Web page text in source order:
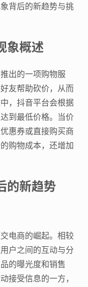
背后的新趋势与挑
象概述
出的一项购物服
友帮助砍价，从而
，抖音平台会根据
到最低价格。当价
惠券或直接购买商
购物成本，还增加
的新趋势
电商的崛起。相较
户之间的互动与分
的曝光度和销售
接受信息的一方，